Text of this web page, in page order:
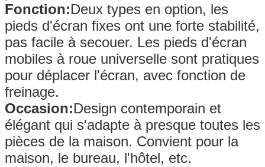
Fonction:Deux types en option, les
pieds d'écran fixes ont une forte stabilité,
pas facile à secouer. Les pieds d'écran
mobiles à roue universelle sont pratiques
pour déplacer l'écran, avec fonction de
freinage.
Occasion:Design contemporain et
élégant qui s'adapte à presque toutes les
pièces de la maison. Convient pour la
maison, le bureau, l'hôtel, etc.